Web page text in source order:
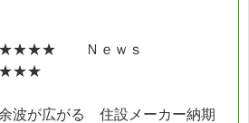
Ｎｅｗｓ
波が広がる 住設メーカー納期